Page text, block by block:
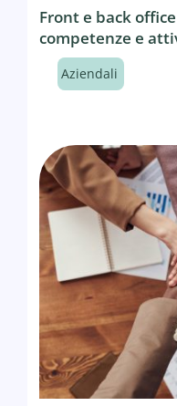
Front e back
competenze e
Aziendali